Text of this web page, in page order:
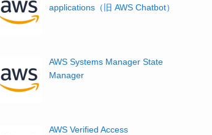
applications（旧 AWS Chatbot）
AWS Systems Manager State
Manager
AWS Verified Access